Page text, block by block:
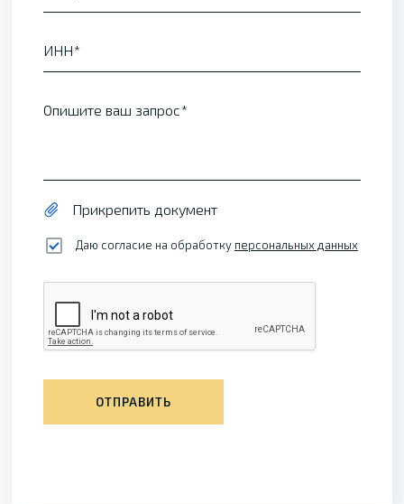
ИНН
Опишите ваш запрос
Прикрепить документ
Даю согласие на обработку персональных данных
ОТПРАВИТЬ